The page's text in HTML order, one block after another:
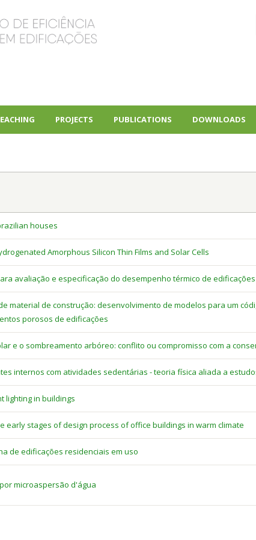
PROJECTS PUBLICATIONS DOWNLOADS
houses
Amorphous Silicon Thin Films and Solar Cells
avaliação e especificação do desempenho térmico de
material de construção: desenvolvimento de modelos para um
porosos de edificações
e o sombreamento arbóreo: conflito ou compromisso com a
internos com atividades sedentárias - teoria física aliada a
lighting in buildings
early stages of design process of office buildings in warm climate
de edificações residenciais em uso
microaspersão d'água